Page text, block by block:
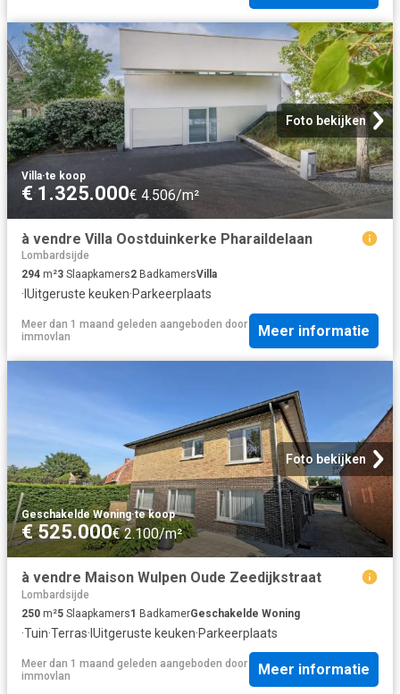
Foto bekijken
Villa·te koop
€ 1.325.000€ 4.506/m²
à vendre Villa Oostduinkerke Pharaildelaan
Lombardsijde
294 m²3 Slaapkamers2 BadkamersVilla
· IUitgeruste keuken·Parkeerplaats
Meer dan 1 maand geleden aangeboden door
immovlan
Meer informatie
Foto bekijken
Geschakelde Woning·te koop
€ 525.000€ 2.100/m²
à vendre Maison Wulpen Oude Zeedijkstraat
Lombardsijde
250 m²5 Slaapkamers1 BadkamerGeschakelde Woning
·Tuin·Terras· IUitgeruste keuken·Parkeerplaats
Meer dan 1 maand geleden aangeboden door
immovlan
Meer informatie